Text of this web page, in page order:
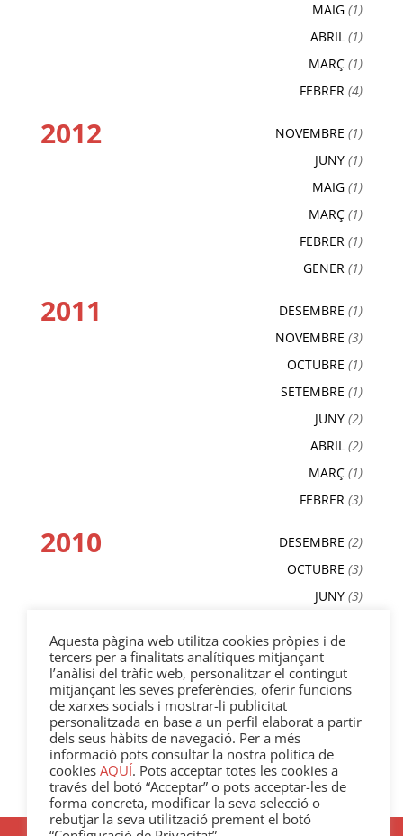
MAIG (1)
ABRIL (1)
MARÇ (1)
FEBRER (4)
2012 NOVEMBRE (1)
JUNY (1)
MAIG (1)
MARÇ (1)
FEBRER (1)
GENER (1)
2011 DESEMBRE (1)
NOVEMBRE (3)
OCTUBRE (1)
SETEMBRE (1)
JUNY (2)
ABRIL (2)
MARÇ (1)
FEBRER (3)
2010 DESEMBRE (2)
OCTUBRE (3)
JUNY (3)
ABRIL
MARÇ
GENER (1)
2009 DESEMBRE
NOVEMBRE
Aquesta pàgina web utilitza cookies pròpies i de
tercers per a finalitats analítiques mitjançant
l’anàlisi del tràfic web, personalitzar el contingut
mitjançant les seves preferències, oferir funcions
de xarxes socials i mostrar-li publicitat
personalitzada en base a un perfil elaborat a partir
dels seus hàbits de navegació. Per a més
informació pots consultar la nostra política de
cookies AQUÍ. Pots acceptar totes les cookies a
través del botó “Acceptar” o pots acceptar-les de
forma concreta, modificar la seva selecció o
rebutjar la seva utilització prement el botó